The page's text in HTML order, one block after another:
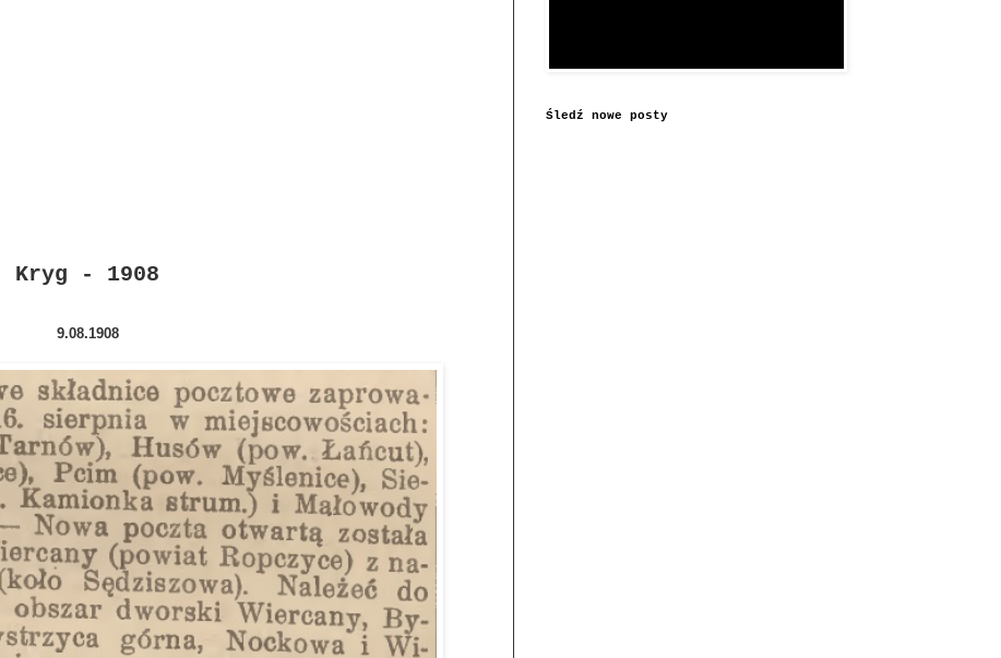
Kryg - 1908
9.08.1908
Śledź nowe posty